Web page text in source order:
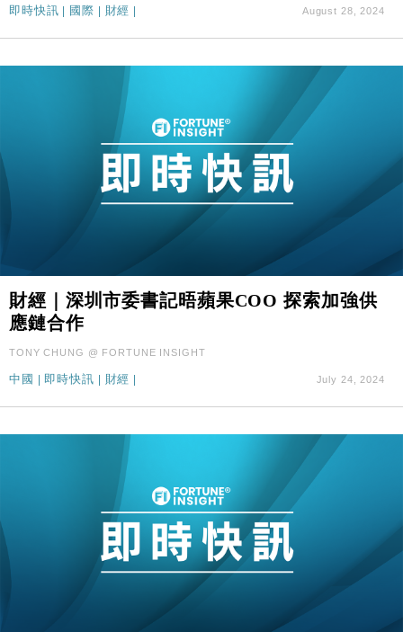
15:59
財經｜SA售股自救後再出手 斥4億美元押注未上市公
司
即時快訊 | 國際 | 財經 | August 28, 2024
財經｜深圳市委書記晤蘋果COO 探索加強供
應鏈合作
TONY CHUNG @ FORTUNE INSIGHT
中國 | 即時快訊 | 財經 | July 24, 2024